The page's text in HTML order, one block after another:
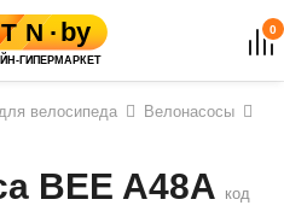
0
велосипеда
Велонасосы
BEE A48A код